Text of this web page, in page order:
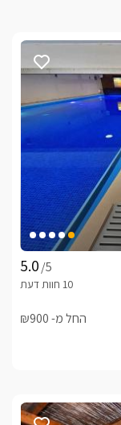
ושולחנות משחק.
תחושת הרוגע והפרטיות שבאחוזה איננה מקרית. המתחם שוכן בקו
האחרון ביישוב, בתוך נופי הסביבה ובתצפית משגעת אל הכנרת. מן
המפלסים העליונים של האחוזה ניתן לראות את כרי הדשא
בשיא תפארתה.
האחוזה בחד נס מקפידה על רף גבוה גם בעונת החורף. האורחים
נהנים מבריכה מקורה היטב ומחוממת לטמפרטורה גבוהה, מתחם
ספא חם ומפנק הכולל ג'קוזי ספא זרמים ומתקני סאונות יבשות,
המתחם תיהנו חופשי מקפסולות במגוון טעמים למכונת האספרסו,
/5
החל מ- ₪900